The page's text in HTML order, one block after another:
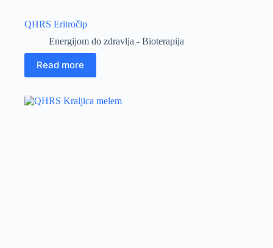
QHRS Eritročip
Energijom do zdravlja - Bioterapija
Read more